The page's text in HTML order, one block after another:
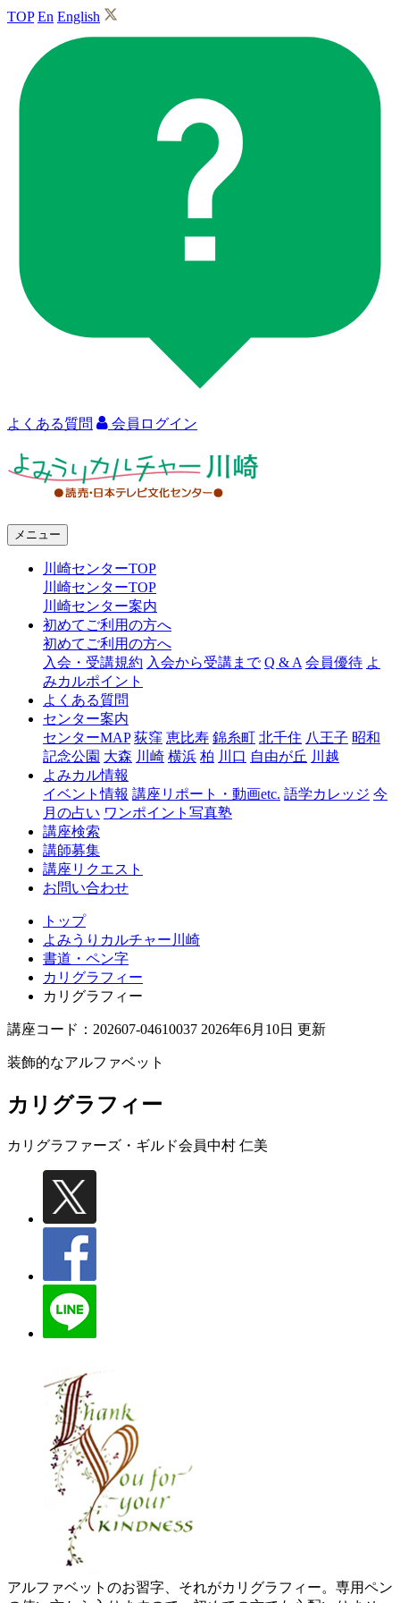
TOP En English
よくある質問 会員ログイン
ャ
崎
メニュー
川崎センターTOP
川崎センターTOP
川崎センター案内
初めてご利用の方へ
初めてご利用の方へ
入会・受講規約 入会から受講まで Q & A 会員優待 よ
みカルポイント
よくある質問
センター案内
センターMAP 荻窪 恵比寿 錦糸町 北千住 八王子 昭和
記念公園 大森 川崎 横浜 柏 川口 自由が丘 川越
よみカル情報
イベント情報 講座リポート・動画etc. 語学カレッジ 今
月の占い ワンポイント写真塾
講座検索
講師募集
講座リクエスト
お問い合わせ
トップ
よみうりカルチャー川崎
書道・ペン字
カリグラフィー
カリグラフィー
講座コード：202607-04610037 2026年6月10日 更新
装飾的なアルファベット
カリグラフィー
カリグラファーズ・ギルド会員中村 仁美
アルファベットのお習字、それがカリグラフィー。専用ペン